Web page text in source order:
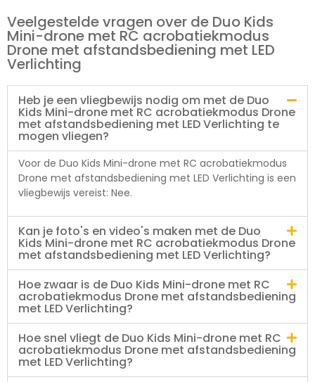
Veelgestelde vragen over de Duo Kids
Mini-drone met RC acrobatiekmodus
Drone met afstandsbediening met LED
Verlichting
Heb je een vliegbewijs nodig om met de Duo
Kids Mini-drone met RC acrobatiekmodus Drone
met afstandsbediening met LED Verlichting te
mogen vliegen?
Voor de Duo Kids Mini-drone met RC acrobatiekmodus
Drone met afstandsbediening met LED Verlichting is een
vliegbewijs vereist: Nee.
Kan je foto's en video's maken met de Duo
Kids Mini-drone met RC acrobatiekmodus Drone
met afstandsbediening met LED Verlichting?
Hoe zwaar is de Duo Kids Mini-drone met RC
acrobatiekmodus Drone met afstandsbediening
met LED Verlichting?
Hoe snel vliegt de Duo Kids Mini-drone met RC
acrobatiekmodus Drone met afstandsbediening
met LED Verlichting?